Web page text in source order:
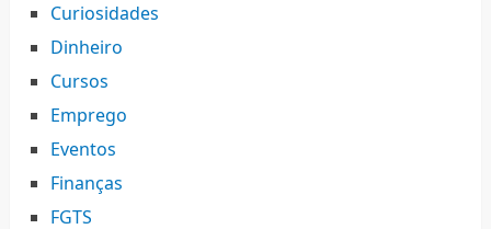
Curiosidades
Dinheiro
Cursos
Emprego
Eventos
Finanças
FGTS